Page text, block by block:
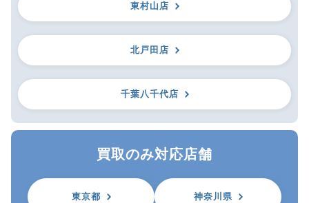
東村山店
北戸田店
千葉八千代店
買取のみ対応店舗
東京都 神奈川県